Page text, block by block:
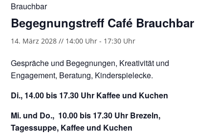
Brauchbar
Begegnungstreff Café Brauchbar
14. März 2028 // 14:00 Uhr - 17:30 Uhr
Gespräche und Begegnungen, Kreativität und
Engagement, Beratung, Kinderspielecke.
Di., 14.00 bis 17.30 Uhr Kaffee und Kuchen
Mi. und Do., 10.00 bis 17.30 Uhr Brezeln,
Tagessuppe, Kaffee und Kuchen